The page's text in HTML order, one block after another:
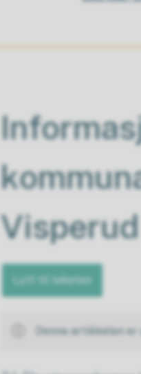
Visperud
Lytt til teksten
Denne artikkelen